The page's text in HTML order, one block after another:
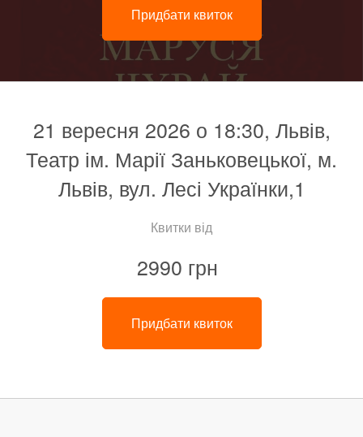
Придбати квиток
21 вересня 2026 о 18:30, Львів,
Театр ім. Марії Заньковецької, м.
Львів, вул. Лесі Українки,1
Квитки від
2990 грн
Придбати квиток